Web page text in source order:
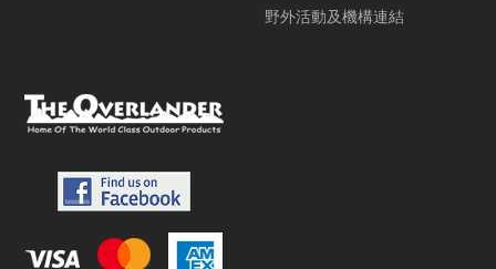
野外活動及機構連結